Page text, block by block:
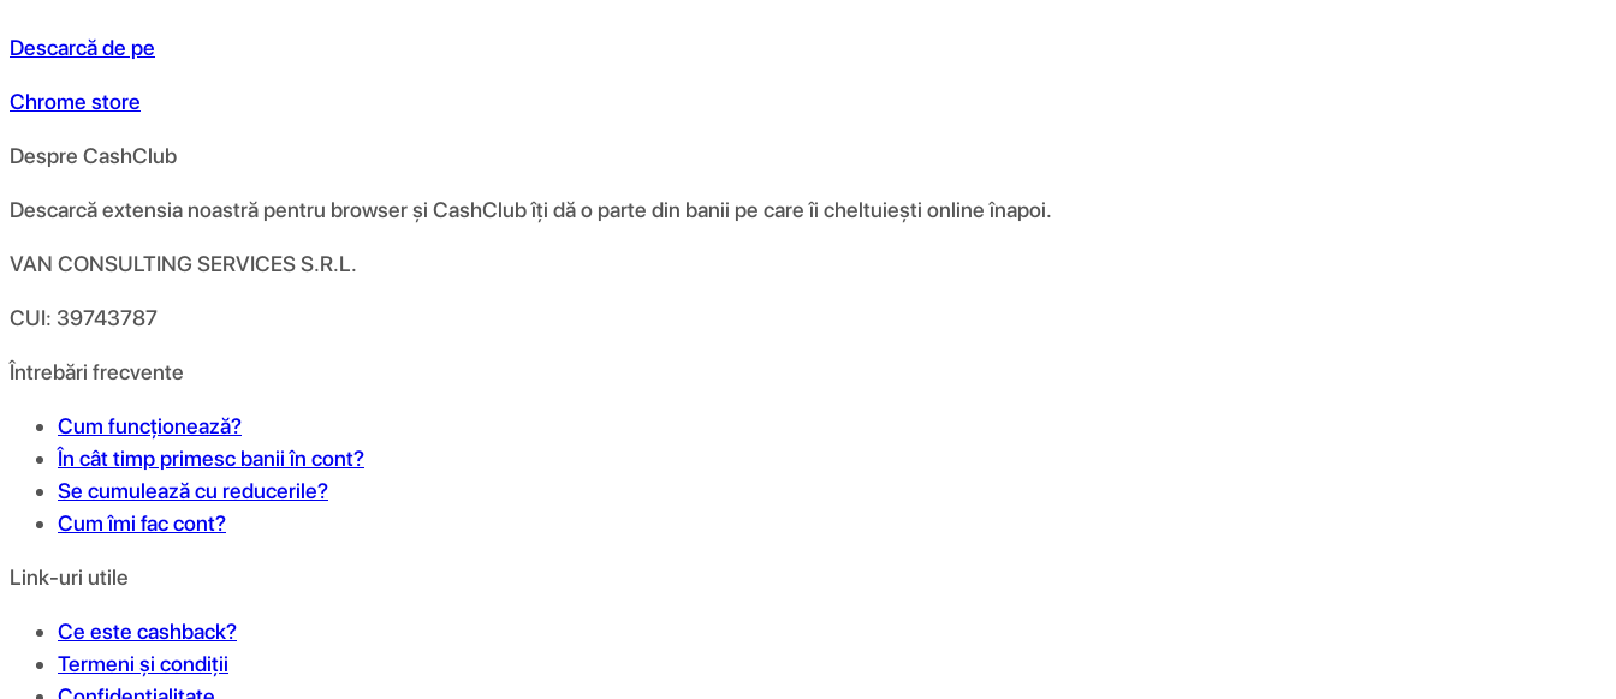
Descarcă de pe
Chrome store
Despre CashClub
Descarcă extensia noastră pentru browser și CashClub îți dă o parte din banii pe care îi cheltuiești online înapoi.
VAN CONSULTING SERVICES S.R.L.
CUI: 39743787
Întrebări frecvente
Cum funcționează?
În cât timp primesc banii în cont?
Se cumulează cu reducerile?
Cum îmi fac cont?
Link-uri utile
Ce este cashback?
Termeni și condiții